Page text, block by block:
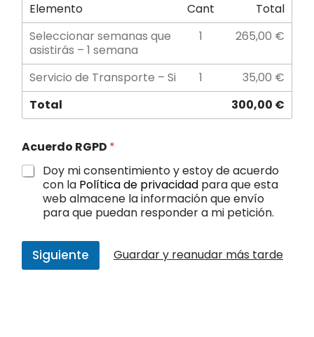
Elemento
Cant
Total
Seleccionar semanas que
asistirás – 1 semana
1 265,00 €
Servicio de Transporte – Si 1
35,00 €
Total
300,00 €
Acuerdo RGPD *
Doy mi consentimiento y estoy de acuerdo
con la Política de privacidad para que esta
web almacene la información que envío
para que puedan responder a mi petición.
Siguiente Guardar y reanudar más tarde